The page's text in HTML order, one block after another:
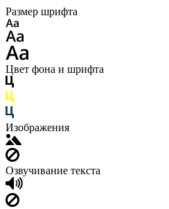
Размер шрифта
Цвет фона и шрифта
Изображения
Озвучивание текста